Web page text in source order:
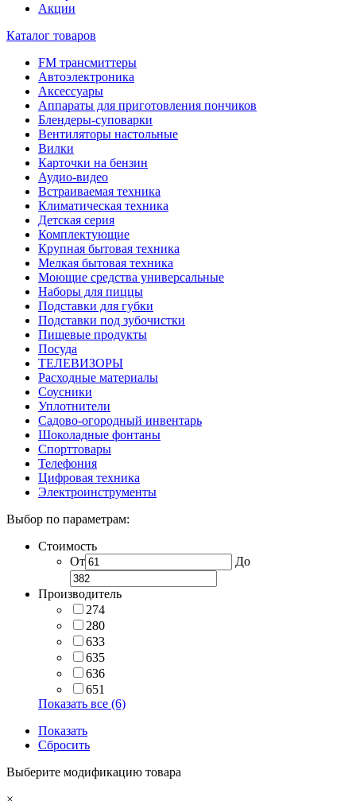
Акции
Каталог товаров
FM трансмиттеры
Автоэлектроника
Аксессуары
Аппараты для приготовления пончиков
Блендеры-суповарки
Вентиляторы настольные
Вилки
Карточки на бензин
Аудио-видео
Встраиваемая техника
Климатическая техника
Детская серия
Комплектующие
Крупная бытовая техника
Мелкая бытовая техника
Моющие средства универсальные
Наборы для пиццы
Подставки для губки
Подставки под зубочистки
Пищевые продукты
Посуда
ТЕЛЕВИЗОРЫ
Расходные материалы
Соусники
Уплотнители
Садово-огородный инвентарь
Шоколадные фонтаны
Спорттовары
Телефония
Цифровая техника
Электроинструменты
Выбор по параметрам:
Стоимость
От
До
Производитель
274
280
633
635
636
651
Показать все (6)
Показать
Сбросить
Выберите модификацию товара